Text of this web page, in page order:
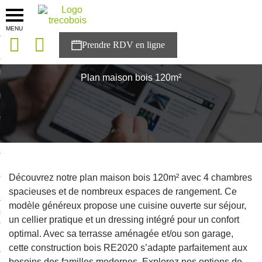
MENU
solutions
Trecobois
à NESTOR
Plan maison bois 120m²
Découvrez notre plan maison bois 120m² avec 4 chambres
spacieuses et de nombreux espaces de rangement. Ce
modèle généreux propose une cuisine ouverte sur séjour,
un cellier pratique et un dressing intégré pour un confort
optimal. Avec sa terrasse aménagée et/ou son garage,
cette construction bois RE2020 s’adapte parfaitement aux